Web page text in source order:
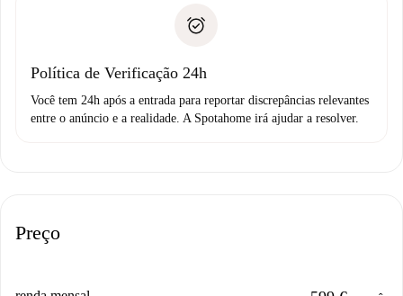
Débito direto bancário
não comunicar nenhum problema.
Política de Verificação 24h
Você tem 24h após a entrada para reportar discrepâncias relevantes
entre o anúncio e a realidade. A Spotahome irá ajudar a resolver.
Preço